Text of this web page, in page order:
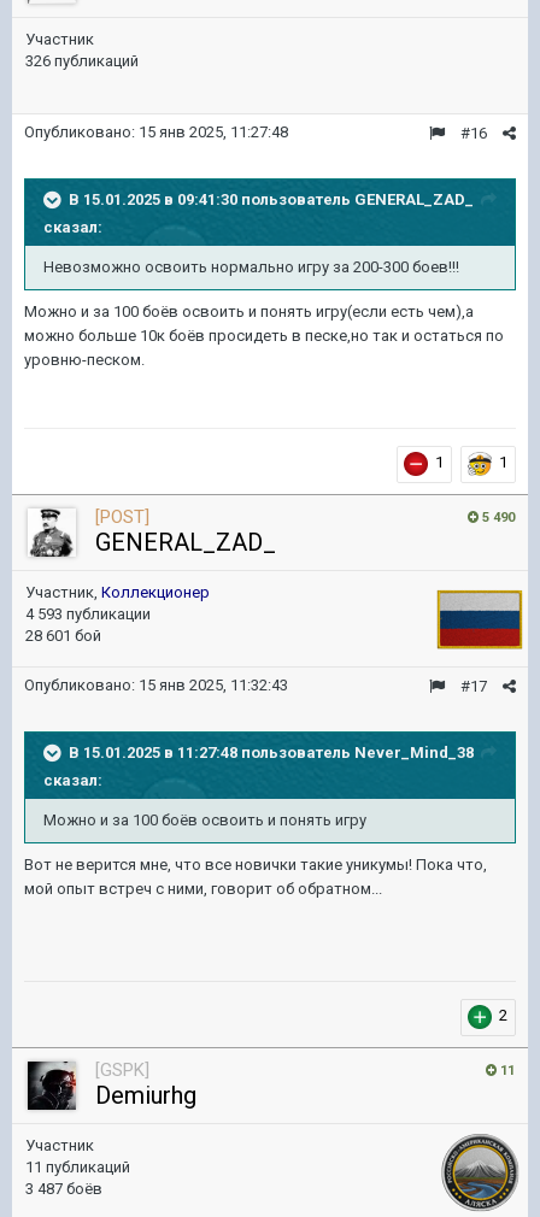
Участник
326 публикаций
#16
Опубликовано: 15 янв 2025, 11:27:48
В 15.01.2025 в 09:41:30 пользователь GENERAL_ZAD_
сказал:
Невозможно освоить нормально игру за 200-300 боев!!!
Можно и за 100 боёв освоить и понять игру(если есть чем),а
можно больше 10к боёв просидеть в песке,но так и остаться по
уровню-песком.
1 1
5 490
[POST]
GENERAL_ZAD_
Участник, Коллекционер
4 593 публикации
28 601 бой
#17
Опубликовано: 15 янв 2025, 11:32:43
В 15.01.2025 в 11:27:48 пользователь Never_Mind_38
сказал:
Можно и за 100 боёв освоить и понять игру
Вот не верится мне, что все новички такие уникумы! Пока что,
мой опыт встреч с ними, говорит об обратном...
2
11
[GSPK]
Demiurhg
Участник
11 публикаций
3 487 боёв